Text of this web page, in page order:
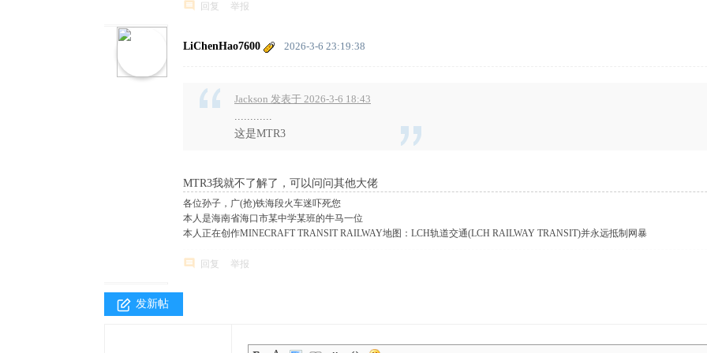
回复 举报
LiChenHao7600 2026-3-6 23:19:38
Jackson 发表于 2026-3-6 18:43
............
这是MTR3
MTR3我就不了解了，可以问问其他大佬
各位孙子，广(抢)铁海段火车迷吓死您
本人是海南省海口市某中学某班的牛马一位
本人正在创作MINECRAFT TRANSIT RAILWAY地图：LCH轨道交通(LCH RAILWAY TRANSIT)并永远抵制网暴
回复 举报
发新帖